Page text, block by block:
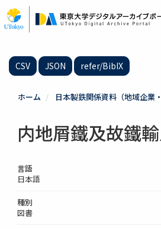
イ
ン
CSV JSON refer/BibIX
ホーム 日本製鉄関係資料（地域企業
内地屑鐵及故鐵
言語
日本語
種別
図書